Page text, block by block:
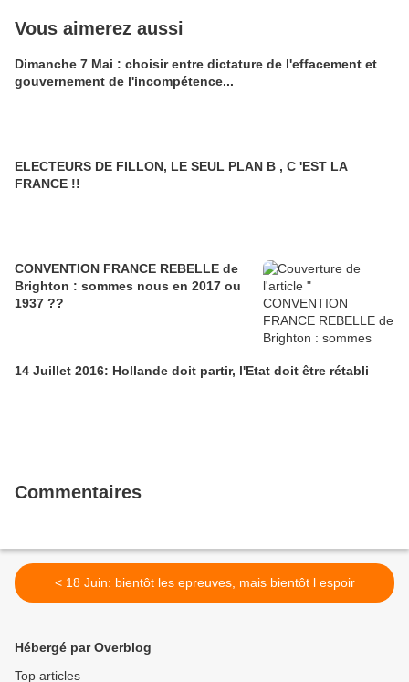
Vous aimerez aussi
Dimanche 7 Mai : choisir entre dictature de l'effacement et
gouvernement de l'incompétence...
ELECTEURS DE FILLON, LE SEUL PLAN B , C 'EST LA
FRANCE !!
CONVENTION FRANCE REBELLE de
Brighton : sommes nous en 2017 ou
1937 ??
14 Juillet 2016: Hollande doit partir, l'Etat doit être rétabli
Commentaires
< 18 Juin: bientôt les epreuves, mais bientôt l espoir
Hébergé par Overblog
Top articles